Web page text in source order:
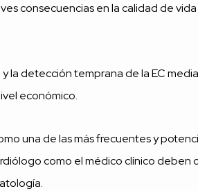
consecuencias en la calidad de
la detección temprana de la EC
económico.
una de las más frecuentes y
como el médico clínico